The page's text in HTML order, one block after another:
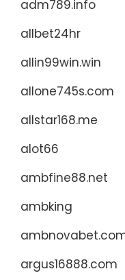
adm789.info
allbet24hr
allin99win.win
allone745s.com
allstar168.me
alot66
ambfine88.net
ambking
argus16888.com